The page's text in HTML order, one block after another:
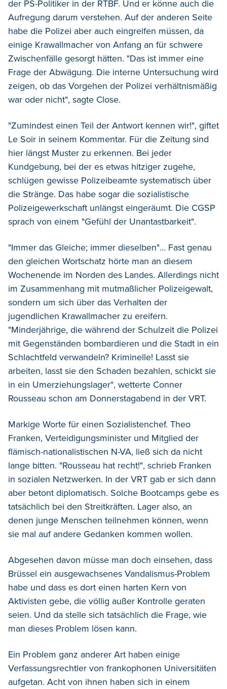
der PS-Politiker in der RTBF. Und er könne auch die
Aufregung darum verstehen. Auf der anderen Seite
habe die Polizei aber auch eingreifen müssen, da
einige Krawallmacher von Anfang an für schwere
Zwischenfälle gesorgt hätten. "Das ist immer eine
Frage der Abwägung. Die interne Untersuchung wird
zeigen, ob das Vorgehen der Polizei verhältnismäßig
war oder nicht", sagte Close.
"Zumindest einen Teil der Antwort kennen wir!", giftet
Le Soir in seinem Kommentar. Für die Zeitung sind
hier längst Muster zu erkennen. Bei jeder
Kundgebung, bei der es etwas hitziger zugehe,
schlügen gewisse Polizeibeamte systematisch über
die Stränge. Das habe sogar die sozialistische
Polizeigewerkschaft unlängst eingeräumt. Die CGSP
sprach von einem "Gefühl der Unantastbarkeit".
"Immer das Gleiche; immer dieselben"… Fast genau
den gleichen Wortschatz hörte man an diesem
Wochenende im Norden des Landes. Allerdings nicht
im Zusammenhang mit mutmaßlicher Polizeigewalt,
sondern um sich über das Verhalten der
jugendlichen Krawallmacher zu ereifern.
"Minderjährige, die während der Schulzeit die Polizei
mit Gegenständen bombardieren und die Stadt in ein
Schlachtfeld verwandeln? Kriminelle! Lasst sie
arbeiten, lasst sie den Schaden bezahlen, schickt sie
in ein Umerziehungslager", wetterte Conner
Rousseau schon am Donnerstagabend in der VRT.
Markige Worte für einen Sozialistenchef. Theo
Franken, Verteidigungsminister und Mitglied der
flämisch-nationalistischen N-VA, ließ sich da nicht
lange bitten. "Rousseau hat recht!", schrieb Franken
in sozialen Netzwerken. In der VRT gab er sich dann
aber betont diplomatisch. Solche Bootcamps gebe es
tatsächlich bei den Streitkräften. Lager also, an
denen junge Menschen teilnehmen können, wenn
sie mal auf andere Gedanken kommen wollen.
Abgesehen davon müsse man doch einsehen, dass
Brüssel ein ausgewachsenes Vandalismus-Problem
habe und dass es dort einen harten Kern von
Aktivisten gebe, die völlig außer Kontrolle geraten
seien. Und da stelle sich tatsächlich die Frage, wie
man dieses Problem lösen kann.
Ein Problem ganz anderer Art haben einige
Verfassungsrechtler von frankophonen Universitäten
aufgetan. Acht von ihnen haben sich in einem